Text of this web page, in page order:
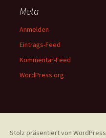
Meta
Anmelden
Eintrags-Feed
Kommentar-Feed
WordPress.org
Stolz präsentiert von WordPress